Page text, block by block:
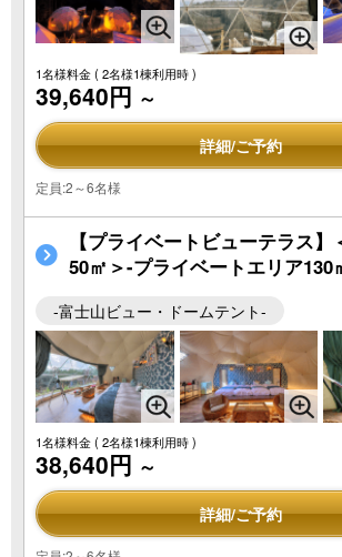
1名様料金( 2名様1棟利用時 )
39,640円 ～
詳細/ご予約
定員:2～6名様
【プライベートビューテラス】
50㎡＞-プライベートエリア130
-富士山ビュー・ドームテント-
1名様料金( 2名様1棟利用時 )
38,640円 ～
詳細/ご予約